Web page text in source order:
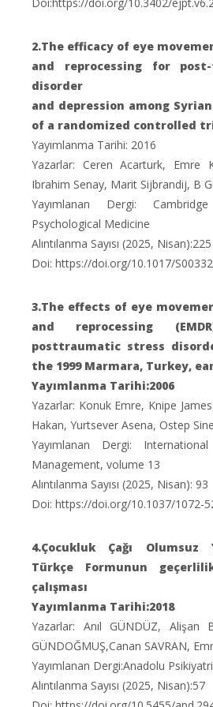
2.The efficacy of eye
and reprocessing for
disorder
and depression among
of a randomized controlled
Yayımlanma Tarihi: 2016
Yazarlar: Ceren Acarturk, Emre
Ibrahim Senay, Marit Sijbrandij, B
Yayımlanan Dergi:
Psychological Medicine
Alıntılanma Sayısı (2025, Nisan):225
Doi: https://doi.org/10.1017/
3.The effects of eye
and reprocessing
posttraumatic stress
the 1999 Marmara, Turkey,
Yayımlanma Tarihi:2006
Yazarlar: Konuk Emre, Knipe
Hakan, Yurtsever Asena, Ostep
Yayımlanan Dergi:
Management, volume 13
Alıntılanma Sayısı (2025, Nisan): 93
Doi: https://doi.org/10.1037/1072-
4.Çocukluk Çağı Olumsuz
Türkçe Formunun
çalışması
Yayımlanma Tarihi:2018
Yazarlar: Anıl GÜNDÜZ, Alişan
GÜNDOĞMUŞ,Canan SAVRAN,
Yayımlanan Dergi:Anadolu
Alıntılanma Sayısı (2025, Nisan):57